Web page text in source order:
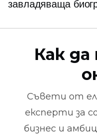
завладяваща
Как да
Съвети от
експерти за
бизнес и